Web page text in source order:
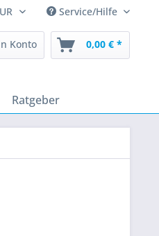
Service/Hilfe
Konto 0,00 € *
Ratgeber